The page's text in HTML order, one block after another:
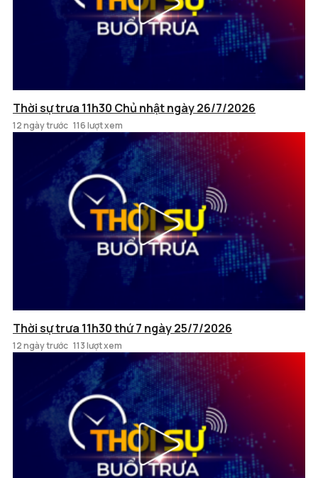
Thời sự trưa 11h30 Chủ nhật ngày 26/7/2026
12 ngày trước 116 lượt xem
Thời sự trưa 11h30 thứ 7 ngày 25/7/2026
12 ngày trước 113 lượt xem